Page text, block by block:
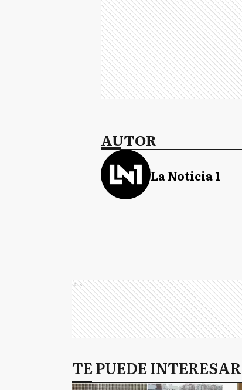
AUTOR
La Noticia 1
Ads
TE PUEDE INTERESAR